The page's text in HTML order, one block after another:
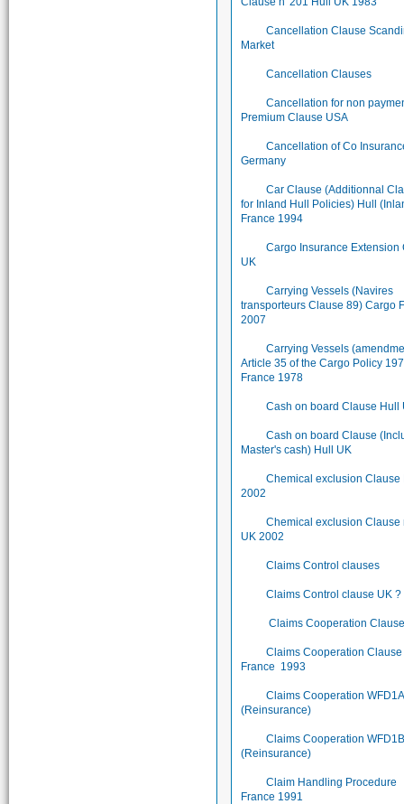
Cancellation Clause
Market
Cancellation Clauses
Cancellation for non
Premium Clause USA
Cancellation of Co
Germany
Car Clause (Additionnal
for Inland Hull Policies) Hull
France 1994
Cargo Insurance Extension
UK
Carrying Vessels (Navires
transporteurs Clause 89) Cargo
2007
Carrying Vessels
Article 35 of the Cargo Policy
France 1978
Cash on board Clause Hull
Cash on board Clause
Master's cash) Hull UK
Chemical exclusion Clause
2002
Chemical exclusion Clause
UK 2002
Claims Control clauses
Claims Control clause UK ?
Claims Cooperation
Claims Cooperation
France 1993
Claims Cooperation WFD1A
(Reinsurance)
Claims Cooperation
(Reinsurance)
Claim Handling Procedure
France 1991